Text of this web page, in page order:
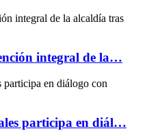
integral de la…
participa en diál…